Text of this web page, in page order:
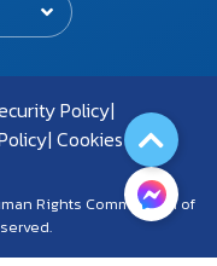
Policy
Cookies Policy
Rights Commission of